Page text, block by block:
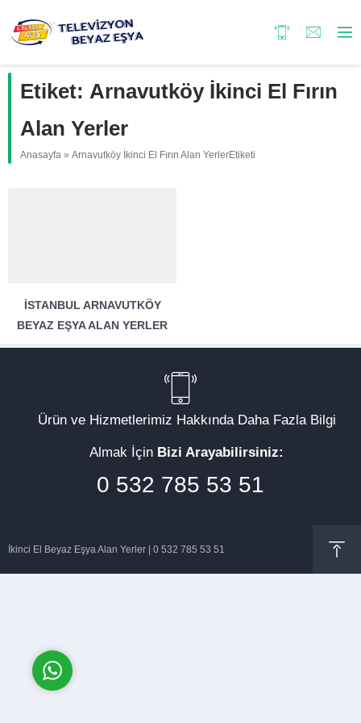
Etiket: Arnavutköy İkinci El Fırın
Alan Yerler
Anasayfa » Arnavutköy İkinci El Fırın Alan YerlerEtiketi
İSTANBUL ARNAVUTKÖY
BEYAZ EŞYA ALAN YERLER
Ürün ve Hizmetlerimiz Hakkında Daha Fazla Bilgi
Almak İçin Bizi Arayabilirsiniz:
0 532 785 53 51
İkinci El Beyaz Eşya Alan Yerler | 0 532 785 53 51